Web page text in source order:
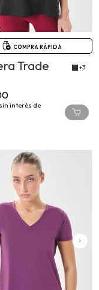
COMPRA RÁPIDA
Trade
interés de